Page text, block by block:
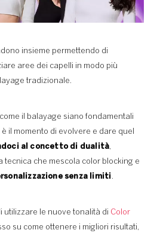
insieme permettendo di
aree dei capelli in modo più
tradizionale.
il balayage siano fondamentali
il momento di evolvere e dare quel
al concetto di dualità,
tecnica che mescola color blocking e
senza limiti.
utilizzare le nuove tonalità di Color
su come ottenere i migliori risultati,